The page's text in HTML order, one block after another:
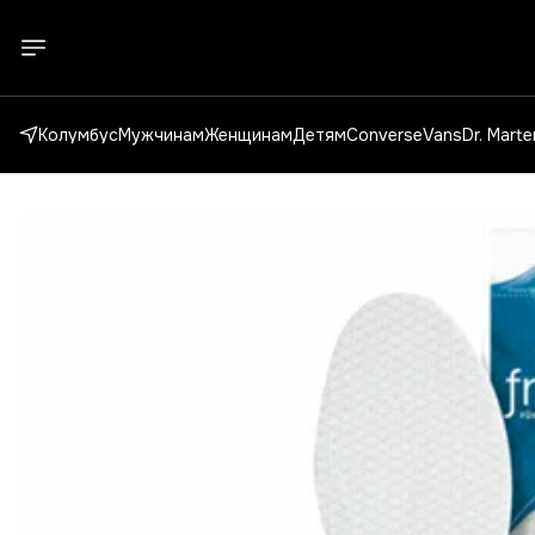
КолумбусМужчинамЖенщинамДетямConverseVansDr.